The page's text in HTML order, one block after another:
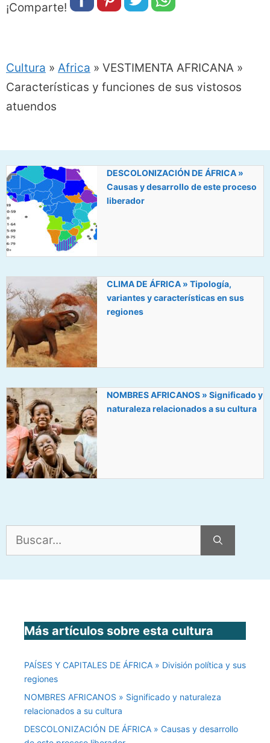
¡Comparte!
Cultura » Africa » VESTIMENTA AFRICANA »
Características y funciones de sus vistosos
atuendos
DESCOLONIZACIÓN DE ÁFRICA »
Causas y desarrollo de este proceso
liberador
CLIMA DE ÁFRICA » Tipología,
variantes y características en sus
regiones
NOMBRES AFRICANOS » Significado y
naturaleza relacionados a su cultura
Más artículos sobre esta cultura
PAÍSES Y CAPITALES DE ÁFRICA » División política y sus
regiones
NOMBRES AFRICANOS » Significado y naturaleza
relacionados a su cultura
DESCOLONIZACIÓN DE ÁFRICA » Causas y desarrollo